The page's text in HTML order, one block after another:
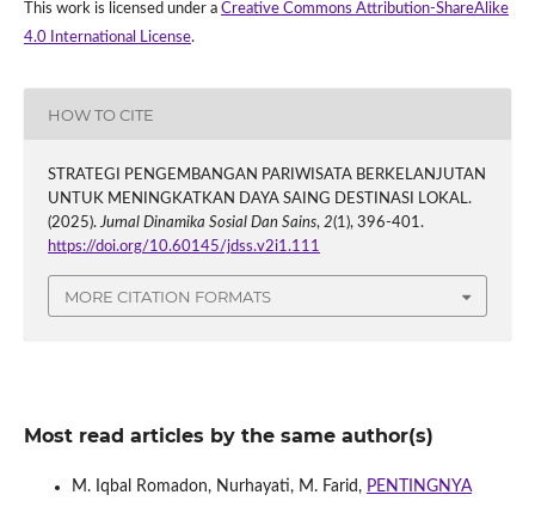
This work is licensed under a Creative Commons Attribution-ShareAlike
4.0 International License.
HOW TO CITE
STRATEGI PENGEMBANGAN PARIWISATA BERKELANJUTAN
UNTUK MENINGKATKAN DAYA SAING DESTINASI LOKAL.
(2025).Jurnal Dinamika Sosial Dan Sains, 2(1), 396-401.
https://doi.org/10.60145/jdss.v2i1.111
MORE CITATION FORMATS
Most read articles by the same author(s)
M. Iqbal Romadon, Nurhayati, M. Farid, PENTINGNYA